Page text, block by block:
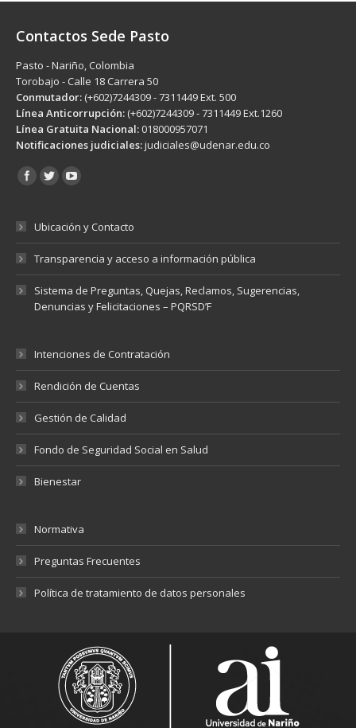
Contactos Sede Pasto
Pasto - Nariño, Colombia
Torobajo - Calle 18 Carrera 50
Conmutador: (+602)7244309 - 7311449 Ext. 500
Línea Anticorrupción: (+602)7244309 - 7311449 Ext.1260
Línea Gratuita Nacional: 018000957071
Notificaciones judiciales:judiciales@udenar.edu.co
Encuéntranos en:
Ubicación y Contacto
Transparencia y acceso a información pública
Sistema de Preguntas, Quejas, Reclamos, Sugerencias,
Denuncias y Felicitaciones – PQRSD’F
Intenciones de Contratación
Rendición de Cuentas
Gestión de Calidad
Fondo de Seguridad Social en Salud
Bienestar
Normativa
Preguntas Frecuentes
Política de tratamiento de datos personales